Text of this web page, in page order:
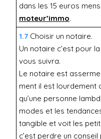
dans les 15 euros
moteur’immo.
1.7 Choisir un notaire.
Un notaire c’est pour
vous suivra.
Le notaire est
ment il est lourdement
qu’une personne
modes et les
tangible et voit les
c’est perdre un conseil